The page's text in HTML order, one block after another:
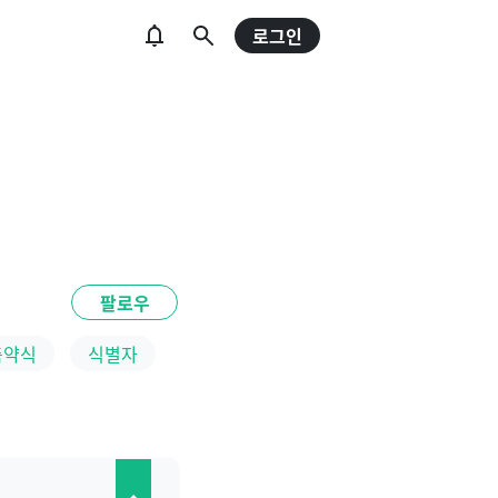
로그인
팔로우
식 식별자